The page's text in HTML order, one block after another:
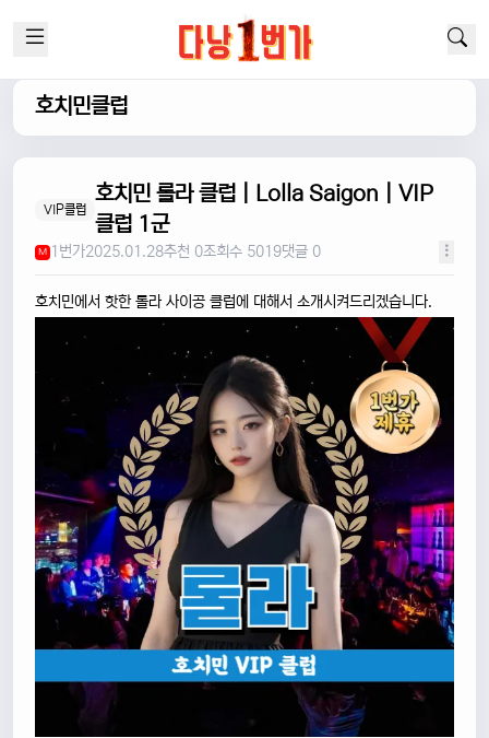
호치민클럽
VIP클럽
호치민 롤라 클럽 | Lolla Saigon | VIP
클럽 1군
M 1번가2025.01.28추천 0조회수 5019댓글 0
호치민에서 핫한 롤라 사이공 클럽에 대해서 소개시켜드리겠습니다.